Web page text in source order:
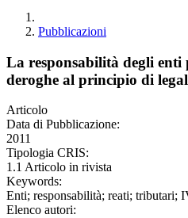
Pubblicazioni
La responsabilità degli
deroghe al principio di
Articolo
Data di Pubblicazione:
2011
Tipologia CRIS:
1.1 Articolo in rivista
Keywords:
Enti; responsabilità; reati; tributari;
Elenco autori: